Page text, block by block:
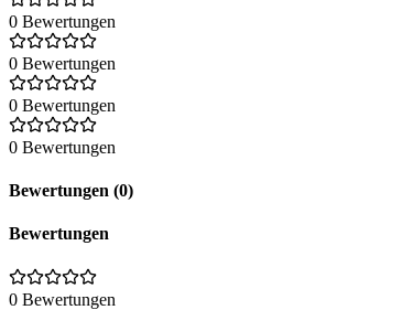
0 Bewertungen
0 Bewertungen
0 Bewertungen
0 Bewertungen
Bewertungen (0)
Bewertungen
0 Bewertungen